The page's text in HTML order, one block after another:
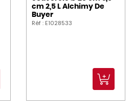
cm 2,5 L Alchimy De
Buyer
Réf : E1028533